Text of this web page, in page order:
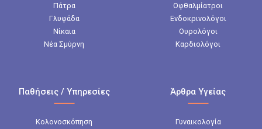
Πάτρα
Γλυφάδα
Νίκαια
Νέα Σμύρνη
Οφθαλμίατροι
Ενδοκρινολόγοι
Ουρολόγοι
Καρδιολόγοι
Παθήσεις / Υπηρεσίες
Κολονοσκόπηση
Άρθρα Υγείας
Γυναικολογία